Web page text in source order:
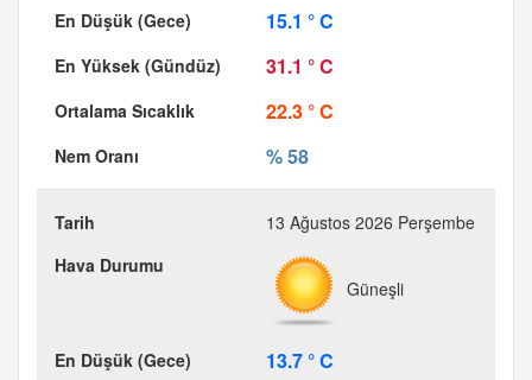
15.1 ° C
31.1 ° C
22.3 ° C
% 58
13 Ağustos 2026 Perşembe
Güneşli
13.7 ° C